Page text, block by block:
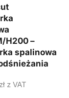
H200 –
spalinowa
zł z VAT